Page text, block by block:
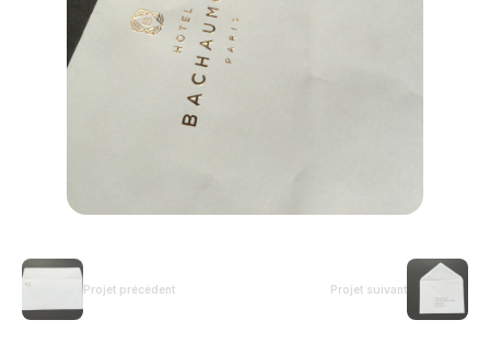
Projet précédent Projet suivant